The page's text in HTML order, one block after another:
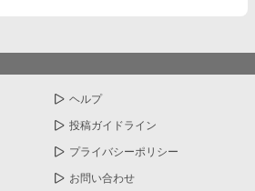
ヘルプ
投稿ガイドライン
プライバシーポリシー
お問い合わせ